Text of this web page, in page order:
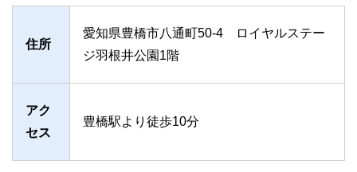
住所
愛知県豊橋市八通町50-4 ロイヤルステー
ジ羽根井公園1階
アク
セス
豊橋駅より徒歩10分